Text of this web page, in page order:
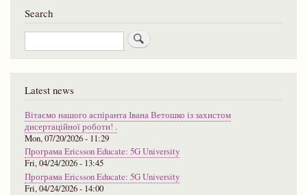
Search
Search
Latest news
Вітаємо нашого аспіранта Івана Ветошко із захистом
дисертаційної роботи! .
Mon, 07/20/2026 - 11:29
Програма Ericsson Educate: 5G University
Fri, 04/24/2026 - 13:45
Програма Ericsson Educate: 5G University
Fri, 04/24/2026 - 14:00